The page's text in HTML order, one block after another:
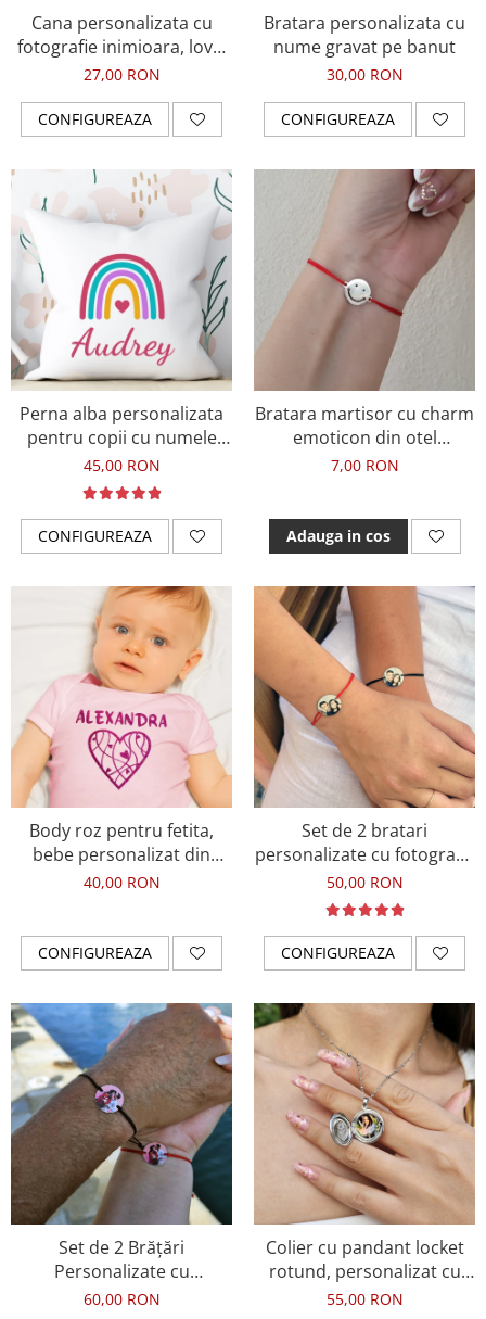
Cana personalizata cu
fotografie inimioara, love,
pentru cuplu
27,00 RON
CONFIGUREAZA
Bratara personalizata cu
nume gravat pe banut
30,00 RON
CONFIGUREAZA
Perna alba personalizata
pentru copii cu numele
fetitei si curcubeu
45,00 RON
CONFIGUREAZA
Bratara martisor cu charm
emoticon din otel
inoxidabil, cu snur
7,00 RON
Adauga in cos
Body roz pentru fetita,
bebe personalizat din
bumbac cu nume si
40,00 RON
CONFIGUREAZA
Set de 2 bratari
personalizate cu fotografie
imprimata, cadou pentru
cuplu
50,00 RON
CONFIGUREAZA
Set de 2 Brățări
Personalizate cu
Fotografie Imprimată pe
60,00 RON
Colier cu pandant locket
rotund, personalizat cu
fotografie
55,00 RON